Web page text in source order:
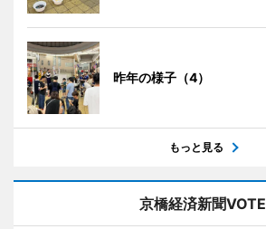
昨年の様子（4）
もっと見る
京橋経済新聞VOTE